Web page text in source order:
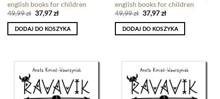
english books for children
49,99zł 37,97zł
DODAJ DO KOSZYKA
english books for children
49,99zł 37,97zł
DODAJ DO KOSZYKA